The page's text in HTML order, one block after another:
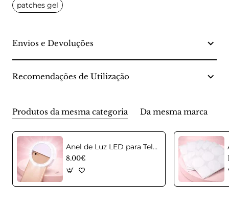
patches gel
Envios e Devoluções
Recomendações de Utilização
Produtos da mesma categoria Da mesma marca
Anel de Luz LED para Telemóvel – Selfie Ring Light
8.00€